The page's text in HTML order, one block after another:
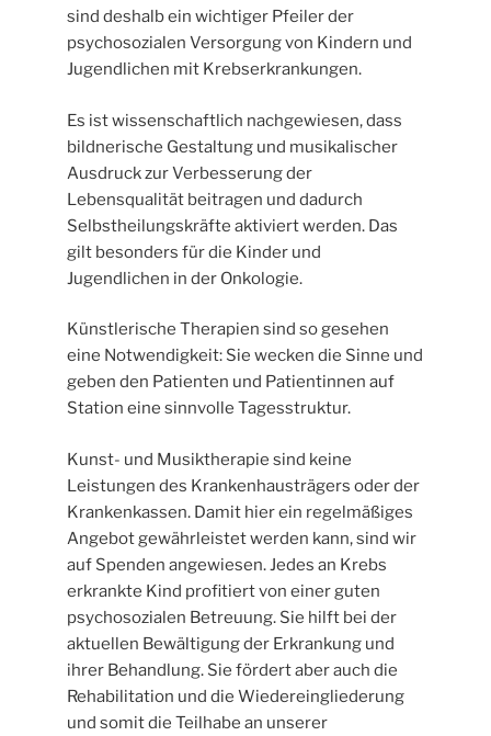
sind deshalb ein wichtiger Pfeiler der
psychosozialen Versorgung von Kindern und
Jugendlichen mit Krebserkrankungen.
Es ist wissenschaftlich nachgewiesen, dass
bildnerische Gestaltung und musikalischer
Ausdruck zur Verbesserung der
Lebensqualität beitragen und dadurch
Selbstheilungskräfte aktiviert werden. Das
gilt besonders für die Kinder und
Jugendlichen in der Onkologie.
Künstlerische Therapien sind so gesehen
eine Notwendigkeit: Sie wecken die Sinne und
geben den Patienten und Patientinnen auf
Station eine sinnvolle Tagesstruktur.
Kunst- und Musiktherapie sind keine
Leistungen des Krankenhausträgers oder der
Krankenkassen. Damit hier ein regelmäßiges
Angebot gewährleistet werden kann, sind wir
auf Spenden angewiesen. Jedes an Krebs
erkrankte Kind profitiert von einer guten
psychosozialen Betreuung. Sie hilft bei der
aktuellen Bewältigung der Erkrankung und
ihrer Behandlung. Sie fördert aber auch die
Rehabilitation und die Wiedereingliederung
und somit die Teilhabe an unserer